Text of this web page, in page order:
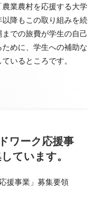
業農村を応援する大学
降もこの取り組みを続
での旅費が学生の自己
めに、学生への補助な
いるところです。
ワーク応援事
ています。
援事業」募集要領